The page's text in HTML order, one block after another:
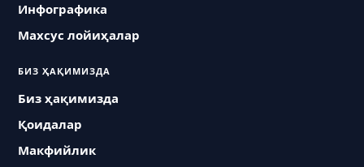
Инфографика
Махсус лойиҳалар
БИЗ ҲАҚИМИЗДА
Биз ҳақимизда
Қоидалар
Макфийлик